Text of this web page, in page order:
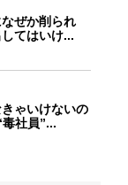
ぜか削られ
てはいけ...
ゃいけないの
社員”...